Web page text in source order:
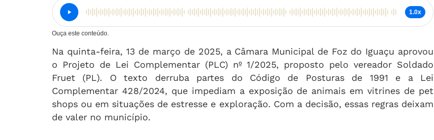
1.0x
Ouça este conteúdo.
Na quinta-feira, 13 de março de 2025, a Câmara Municipal de Foz do Iguaçu aprovou
o Projeto de Lei Complementar (PLC) nº 1/2025, proposto pelo vereador Soldado
Fruet (PL). O texto derruba partes do Código de Posturas de 1991 e a Lei
Complementar 428/2024, que impediam a exposição de animais em vitrines de pet
shops ou em situações de estresse e exploração. Com a decisão, essas regras deixam
de valer no município.